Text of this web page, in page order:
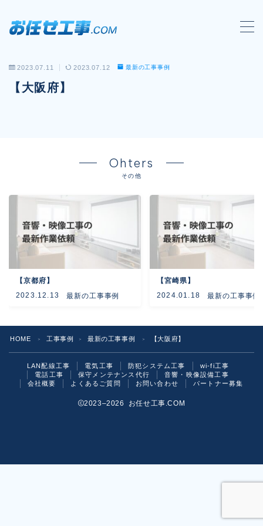
MENU
会社概要
電話工事
音響・映像設備工事
保守メンテナンス代行
よくあるご質問
2023.07.11 2023.07.12 最新の工事事例
【大阪府】
Ohters
その他
【京都府】
2023.12.13 最新の工事事例
【宮崎県】
2024.01.18 最新の工事事例
HOME ＞ 工事事例 ＞ 最新の工事事例 ＞ 【大阪府】
LAN配線工事 電気工事 防犯システム工事
wi-fi工事
電話工事
保守メンテナンス代行
音響・映像設備工事
会社概要
よくあるご質問 お問い合わせ パートナー募集
2023–2026 お任せ工事.COM